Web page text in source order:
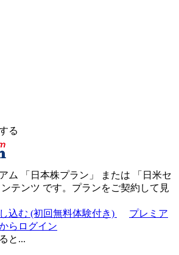
る
ム 「 日本株プラン 」 または 「 日米セ
テンツ です。プランをご契約して見
込む (初回無料体験付き)
プレミア
らログイン
と...